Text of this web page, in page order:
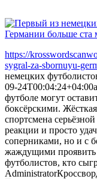
https://
sygral-za-sbornuyu-
немецких
09-24T00:04:24+04:00
футболе могут
боксёрскими.
спортсмена
реакции и просто
соперниками, но и с
жаждущими проявить
футболистов, кто
Administrator